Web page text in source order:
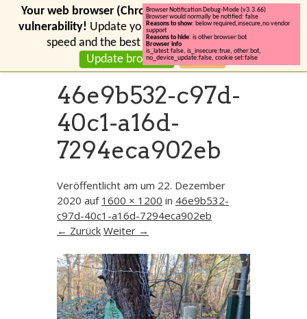
Your web browser (Chrome 131) has a serious security
vulnerability! Update your browser for more security,
speed and the best experience on this site.
Update browser
Ignore
Browser Notification Debug-Mode (v3.3.66)
Browser would normally be notified: false
Reasons to show: below required,insecure,no vendor
support
Reasons to hide: is other browser:bot
Browser info
is_latest:false, is_insecure:true, other:bot,
no_device_update:false, cookie set:false
46e9b532-c97d-
40c1-a16d-
7294eca902eb
Veröffentlicht am um 22. Dezember
2020 auf 1600 × 1200 in 46e9b532-
c97d-40c1-a16d-7294eca902eb
← Zurück Weiter →